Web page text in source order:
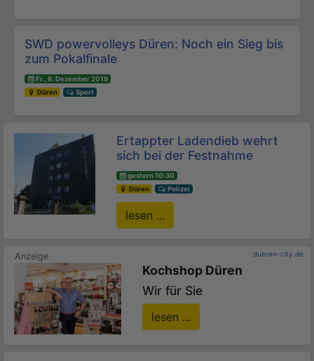
SWD powervolleys Düren: Noch ein Sieg bis
zum Pokalfinale
Fr., 6. Dezember 2019
Düren
Sport
Ertappter Ladendieb wehrt
sich bei der Festnahme
gestern 10:30
Düren
Polizei
lesen ...
dueren-city.de
Kochshop Düren
Wir für Sie
lesen ...